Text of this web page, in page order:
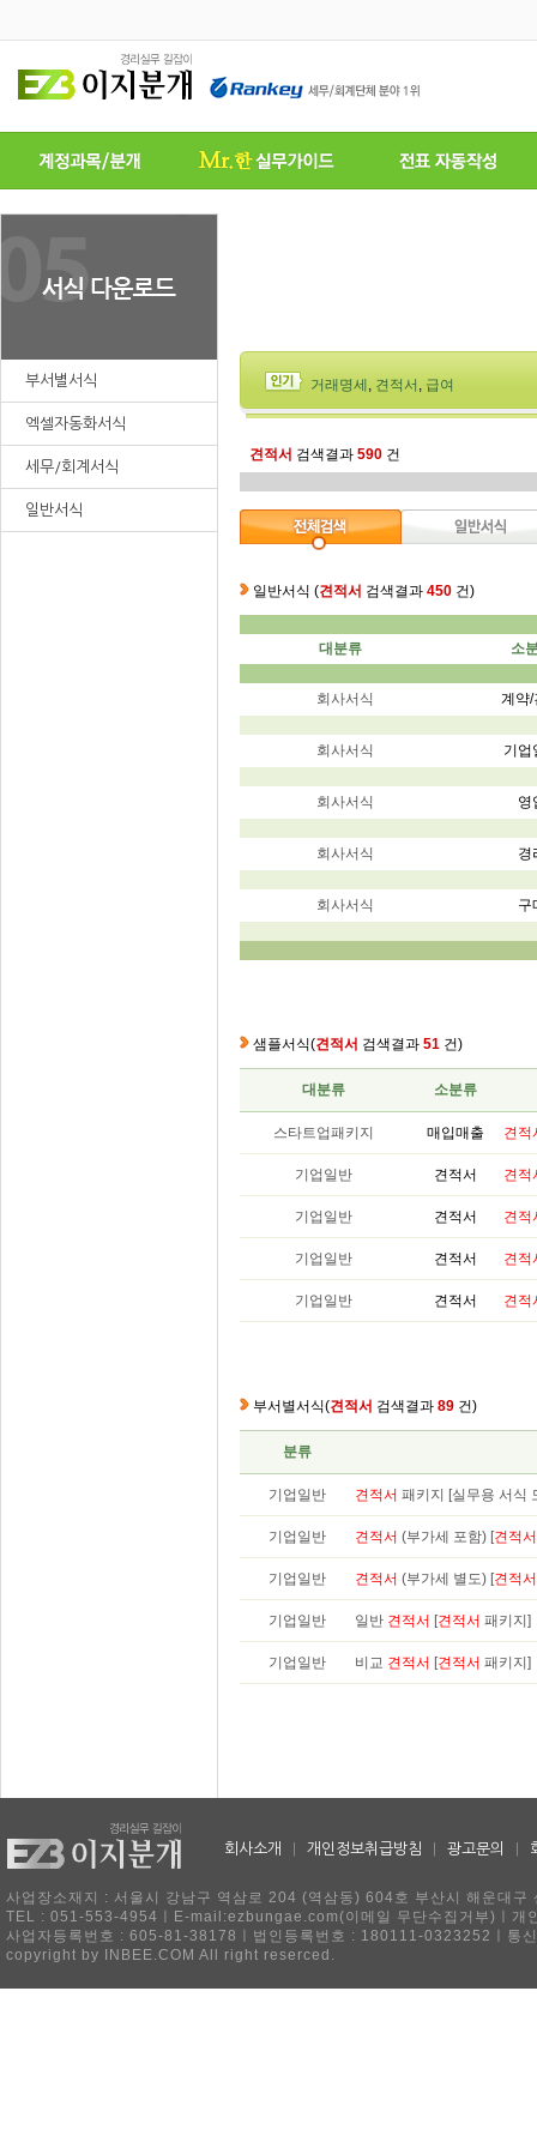
부서별서식
엑셀자동화서식
세무/회계서식
일반서식
거래명세 , 견적서 , 급여
견적서 검색결과 590 건
일반서식 (견적서 검색결과 450 건)
대분류 소
회사서식 계약
회사서식 기업
회사서식 영
회사서식 경
회사서식 구
샘플서식(견적서 검색결과 51 건)
대분류 소분류
스타트업패키지 매입매출 견적
기업일반 견적서 견적
기업일반 견적서 견적
기업일반 견적서 견적
기업일반 견적서 견적
부서별서식(견적서 검색결과 89 건)
분류
기업일반 견적서 패키지 [실무용 서식
기업일반 견적서 (부가세 포함) [견적서
기업일반 견적서 (부가세 별도) [견적서
기업일반 일반 견적서 [견적서 패키지]
기업일반 비교 견적서 [견적서 패키지]
회사소개 개인정보취급방침 광고문의
사업장소재지 : 서울시 강남구 역삼로 204 (역삼동) 604호 부산시 해운대
TEL : 051-553-4954ㅣE-mail:ezbungae.com(이메일 무단수집거부)ㅣ개
사업자등록번호 : 605-81-38178ㅣ법인등록번호 : 180111-0323252ㅣ통
copyright by INBEE.COM All right reserced.